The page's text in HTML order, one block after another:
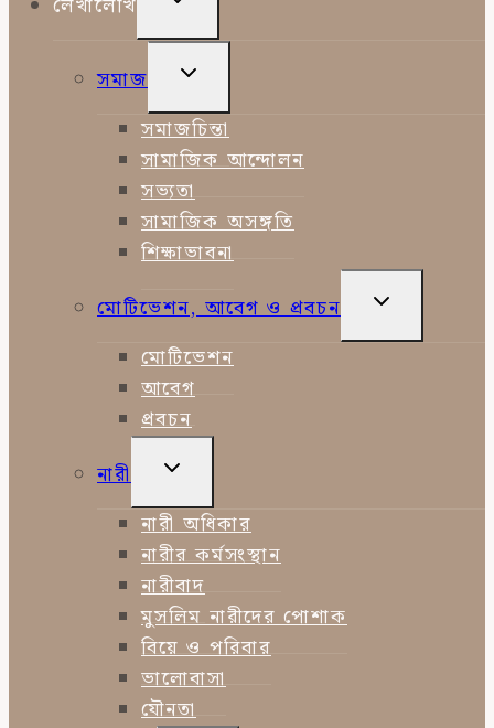
লেখালেখি
MENU
সমাজ
TOGGLE
MENU
সমাজচিন্তা
সামাজিক আন্দোলন
সভ্যতা
সামাজিক অসঙ্গতি
শিক্ষাভাবনা
মোটিভেশন, আবেগ ও প্রবচন
TOGGLE
মোটিভেশন
আবেগ
প্রবচন
নারী
TOGGLE
MENU
নারী অধিকার
নারীর কর্মসংস্থান
নারীবাদ
মুসলিম নারীদের পোশাক
বিয়ে ও পরিবার
ভালোবাসা
যৌনতা